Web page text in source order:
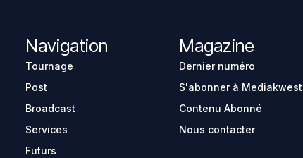
Navigation
Tournage
Post
Broadcast
Services
Futurs
Magazine
Dernier numéro
S'abonner à Mediakwest
Contenu Abonné
Nous contacter